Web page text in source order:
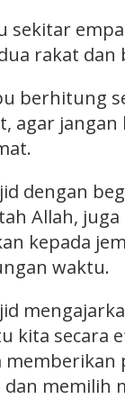
sekitar
rakat dan
berhitung
agar jangan
dengan
Allah,
kepada
waktu.
kita secara
memilih